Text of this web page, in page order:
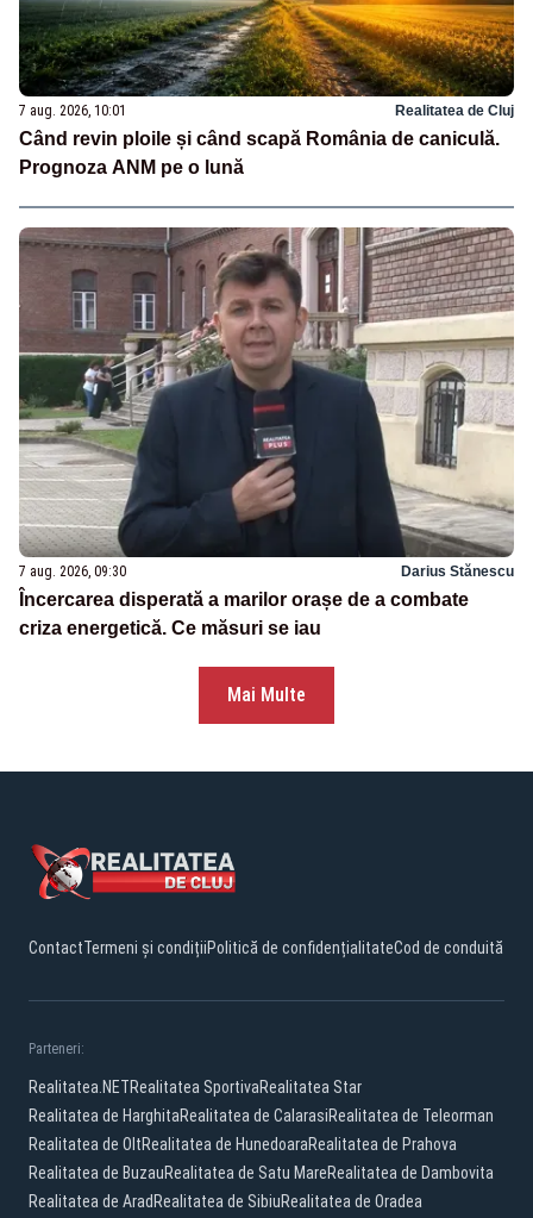
7 aug. 2026, 10:01 Realitatea de Cluj
Când revin ploile și când scapă România de caniculă.
Prognoza ANM pe o lună
7 aug. 2026, 09:30 Darius Stănescu
Încercarea disperată a marilor orașe de a combate
criza energetică. Ce măsuri se iau
Mai Multe
ContactTermeni și condițiiPolitică de confidențialitateCod de conduită
Parteneri:
Realitatea.NETRealitatea SportivaRealitatea Star
Realitatea de HarghitaRealitatea de CalarasiRealitatea de Teleorman
Realitatea de OltRealitatea de HunedoaraRealitatea de Prahova
Realitatea de BuzauRealitatea de Satu MareRealitatea de Dambovita
Realitatea de Arad Realitatea de SibiuRealitatea de Oradea